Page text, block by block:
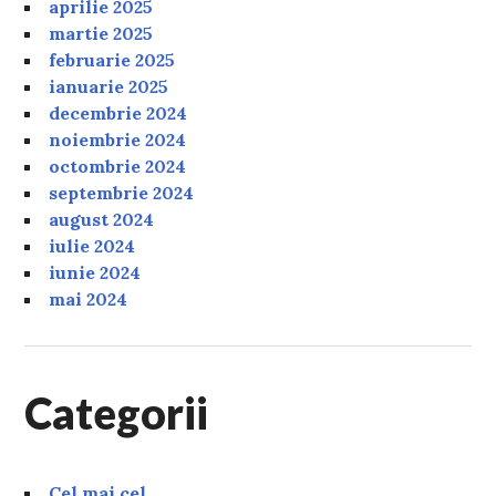
aprilie 2025
martie 2025
februarie 2025
ianuarie 2025
decembrie 2024
noiembrie 2024
octombrie 2024
septembrie 2024
august 2024
iulie 2024
iunie 2024
mai 2024
Categorii